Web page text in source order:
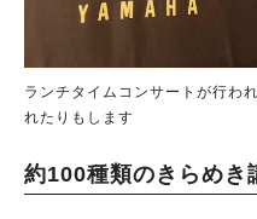
ランチタイムコンサートが行わ
れたりもします
約100種類のきらめき